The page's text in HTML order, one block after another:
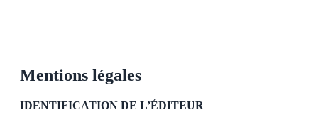
Mentions légales
IDENTIFICATION DE L’ÉDITEUR